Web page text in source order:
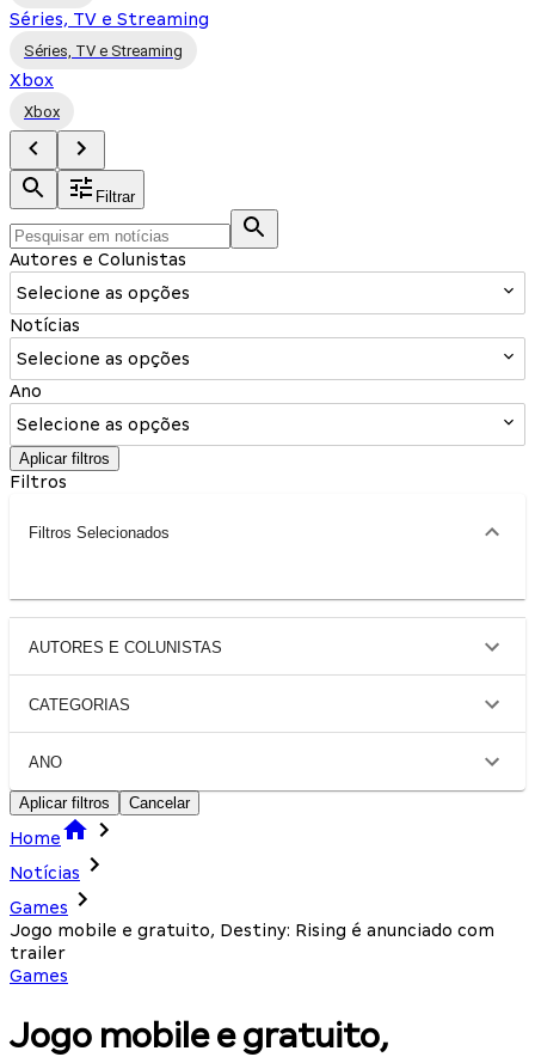
Séries, TV e Streaming
Séries, TV e Streaming
Xbox
Xbox
Filtrar
Autores e Colunistas
Selecione as opções
Notícias
Selecione as opções
Ano
Selecione as opções
Aplicar filtros
Filtros
Filtros Selecionados
AUTORES E COLUNISTAS
CATEGORIAS
ANO
Aplicar filtros Cancelar
Home
Notícias
Games
Jogo mobile e gratuito, Destiny: Rising é anunciado com
trailer
Games
Jogo mobile e gratuito,